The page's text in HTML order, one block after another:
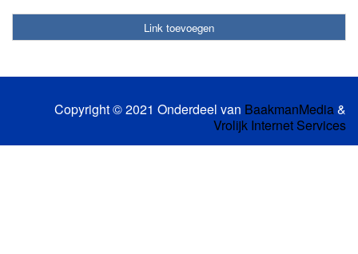
Link toevoegen
Copyright © 2021 Onderdeel van BaakmanMedia&
Vrolijk Internet Services